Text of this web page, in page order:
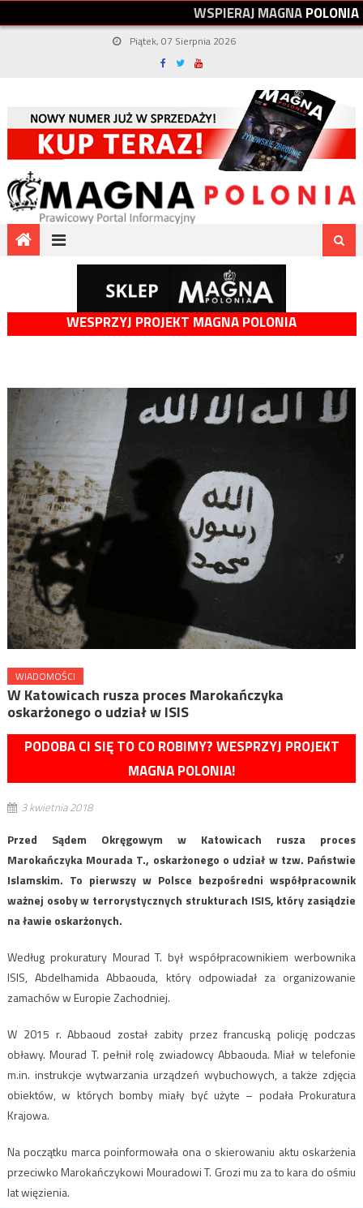
WSPIERAJMAGNAPOLONIA
Piątek, 07 Sierpnia 2026
WESPRZYJ PROJEKT MAGNA POLONIA
WIADOMOŚCI
W Katowicach rusza proces Marokańczyka
oskarżonego o udział w ISIS
PODOBA CI SIĘ TO CO ROBIMY? WESPRZYJ PROJEKT
MAGNA POLONIA!
3 kwietnia 2018
Przed Sądem Okręgowym w Katowicach rusza proces
Marokańczyka Mourada T., oskarżonego o udział w tzw. Państwie
Islamskim. To pierwszy w Polsce bezpośredni współpracownik
ważnej osoby w terrorystycznych strukturach ISIS, który zasiądzie
na ławie oskarżonych.
Według prokuratury Mourad T. był współpracownikiem werbownika
ISIS, Abdelhamida Abbaouda, który odpowiadał za organizowanie
zamachów w Europie Zachodniej.
W 2015 r. Abbaoud został zabity przez francuską policję podczas
obławy. Mourad T. pełnił rolę zwiadowcy Abbaouda. Miał w telefonie
m.in. instrukcje wytwarzania urządzeń wybuchowych, a także zdjęcia
obiektów, w których bomby miały być użyte – podała Prokuratura
Krajowa.
Na początku marca poinformowała ona o skierowaniu aktu oskarżenia
przeciwko Marokańczykowi Mouradowi T. Grozi mu za to kara do ośmiu
lat więzienia.